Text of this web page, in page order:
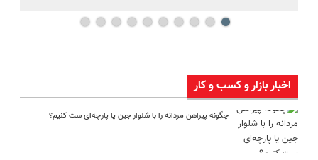
اخبار بازار و کسب و کار
چگونه پیراهن مردانه را با شلوار جین یا پارچه‌ای ست کنیم؟